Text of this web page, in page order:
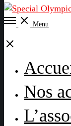
Open
Menu
Close
Nos